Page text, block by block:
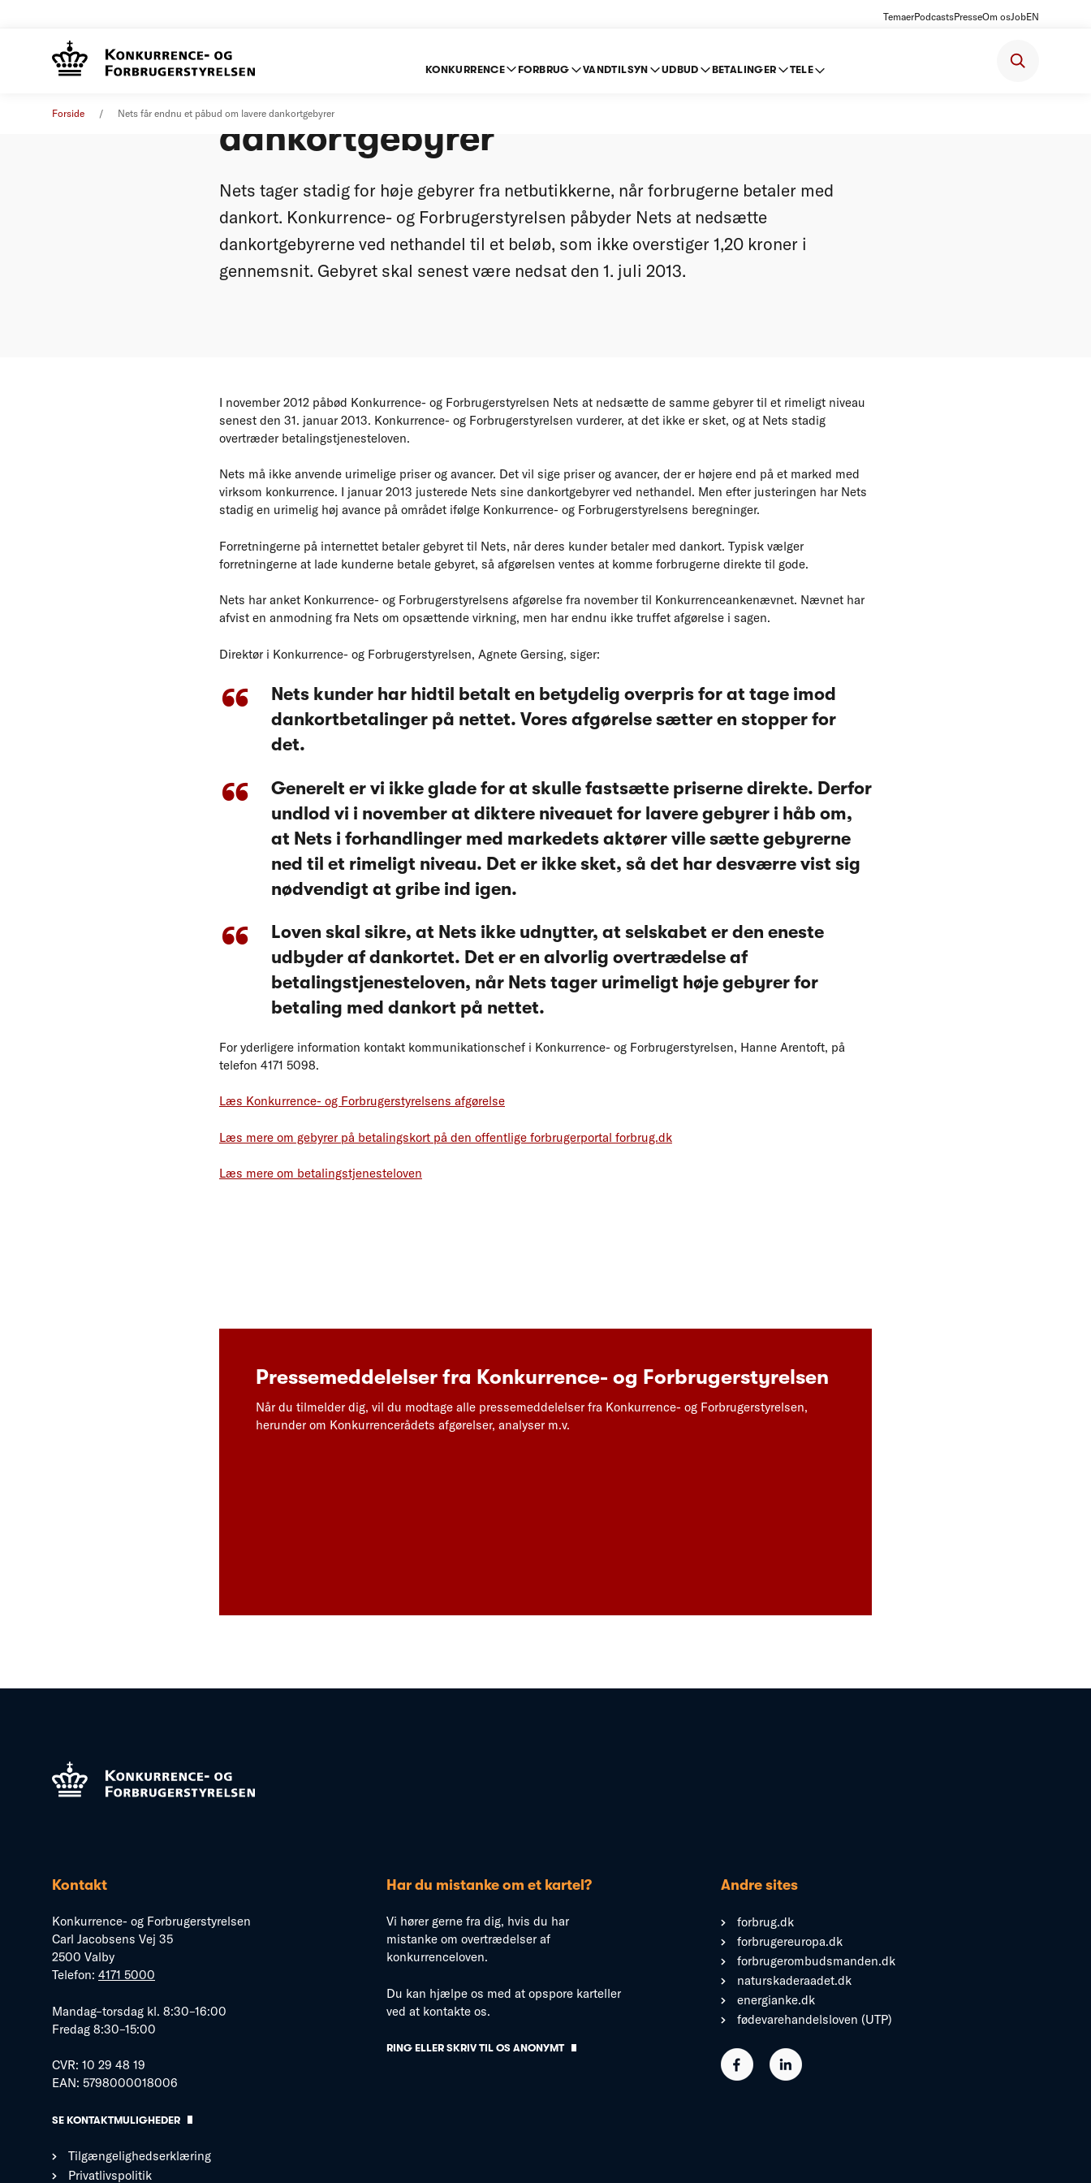
TemaerPodcastsPresseOm osJobEN
KONKURRENCE FORBRUG VANDTILSYN UDBUD BETALINGER TELE
Forside Nets får endnu et påbud om lavere dankortgebyrer
dankortgebyrer
Nets tager stadig for høje gebyrer fra netbutikkerne, når forbrugerne betaler med
dankort. Konkurrence- og Forbrugerstyrelsen påbyder Nets at nedsætte
dankortgebyrerne ved nethandel til et beløb, som ikke overstiger 1,20 kroner i
gennemsnit. Gebyret skal senest være nedsat den 1. juli 2013.
I november 2012 påbød Konkurrence- og Forbrugerstyrelsen Nets at nedsætte de samme gebyrer til et rimeligt niveau
senest den 31. januar 2013. Konkurrence- og Forbrugerstyrelsen vurderer, at det ikke er sket, og at Nets stadig
overtræder betalingstjenesteloven.
Nets må ikke anvende urimelige priser og avancer. Det vil sige priser og avancer, der er højere end på et marked med
virksom konkurrence. I januar 2013 justerede Nets sine dankortgebyrer ved nethandel. Men efter justeringen har Nets
stadig en urimelig høj avance på området ifølge Konkurrence- og Forbrugerstyrelsens beregninger.
Forretningerne på internettet betaler gebyret til Nets, når deres kunder betaler med dankort. Typisk vælger
forretningerne at lade kunderne betale gebyret, så afgørelsen ventes at komme forbrugerne direkte til gode.
Nets har anket Konkurrence- og Forbrugerstyrelsens afgørelse fra november til Konkurrenceankenævnet. Nævnet har
afvist en anmodning fra Nets om opsættende virkning, men har endnu ikke truffet afgørelse i sagen.
Direktør i Konkurrence- og Forbrugerstyrelsen, Agnete Gersing, siger:
Nets kunder har hidtil betalt en betydelig overpris for at tage imod
dankortbetalinger på nettet. Vores afgørelse sætter en stopper for
det.
Generelt er vi ikke glade for at skulle fastsætte priserne direkte. Derfor
undlod vi i november at diktere niveauet for lavere gebyrer i håb om,
at Nets i forhandlinger med markedets aktører ville sætte gebyrerne
ned til et rimeligt niveau. Det er ikke sket, så det har desværre vist sig
nødvendigt at gribe ind igen.
Loven skal sikre, at Nets ikke udnytter, at selskabet er den eneste
udbyder af dankortet. Det er en alvorlig overtrædelse af
betalingstjenesteloven, når Nets tager urimeligt høje gebyrer for
betaling med dankort på nettet.
For yderligere information kontakt kommunikationschef i Konkurrence- og Forbrugerstyrelsen, Hanne Arentoft, på
telefon 4171 5098.
Læs Konkurrence- og Forbrugerstyrelsens afgørelse
Læs mere om gebyrer på betalingskort på den offentlige forbrugerportal forbrug.dk
Læs mere om betalingstjenesteloven
Pressemeddelelser fra Konkurrence- og Forbrugerstyrelsen
Når du tilmelder dig, vil du modtage alle pressemeddelelser fra Konkurrence- og Forbrugerstyrelsen,
herunder om Konkurrencerådets afgørelser, analyser m.v.
Kontakt
Konkurrence- og Forbrugerstyrelsen
Carl Jacobsens Vej 35
2500 Valby
Telefon: 4171 5000
Mandag–torsdag kl. 8:30–16:00
Fredag 8:30–15:00
CVR: 10 29 48 19
EAN: 5798000018006
SE KONTAKTMULIGHEDER
Tilgængelighedserklæring
Privatlivspolitik
Har du mistanke om et kartel?
Vi hører gerne fra dig, hvis du har
mistanke om overtrædelser af
konkurrenceloven.
Du kan hjælpe os med at opspore karteller
ved at kontakte os.
RING ELLER SKRIV TIL OS ANONYMT
Andre sites
forbrug.dk
forbrugereuropa.dk
forbrugerombudsmanden.dk
naturskaderaadet.dk
energianke.dk
fødevarehandelsloven (UTP)